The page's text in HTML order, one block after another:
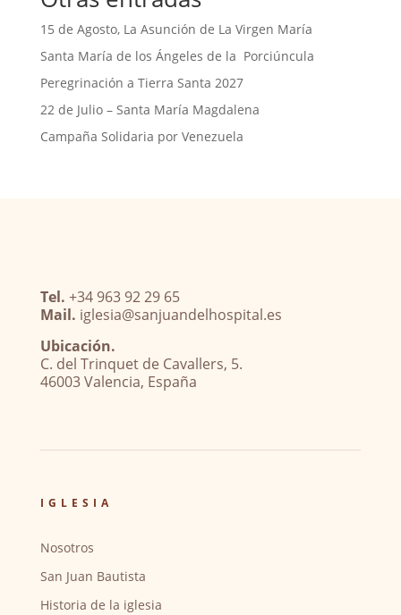
15 de Agosto, La Asunción de La Virgen María
Santa María de los Ángeles de la Porciúncula
Peregrinación a Tierra Santa 2027
22 de Julio – Santa María Magdalena
Campaña Solidaria por Venezuela
Tel. +34 963 92 29 65
Mail. iglesia@sanjuandelhospital.es
Ubicación.
C. del Trinquet de Cavallers, 5.
46003 Valencia, España
IGLESIA
Nosotros
San Juan Bautista
Historia de la iglesia